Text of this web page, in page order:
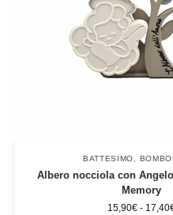
BATTESIMO,
Albero nocciola con
Memory
15,90€ - 17,40